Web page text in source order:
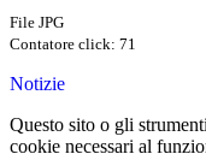
File JPG
Contatore click: 71
Notizie
Questo sito o gli
cookie necessari al